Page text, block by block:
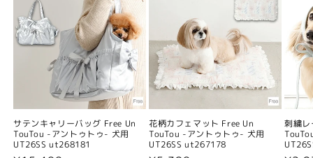
サテンキャリーバッグ Free Un
TouTou -アントゥトゥ- 犬用
UT26SS ut268181
花柄カフェマット Free Un
TouTou -アントゥトゥ- 犬用
UT26SS ut267178
刺繍